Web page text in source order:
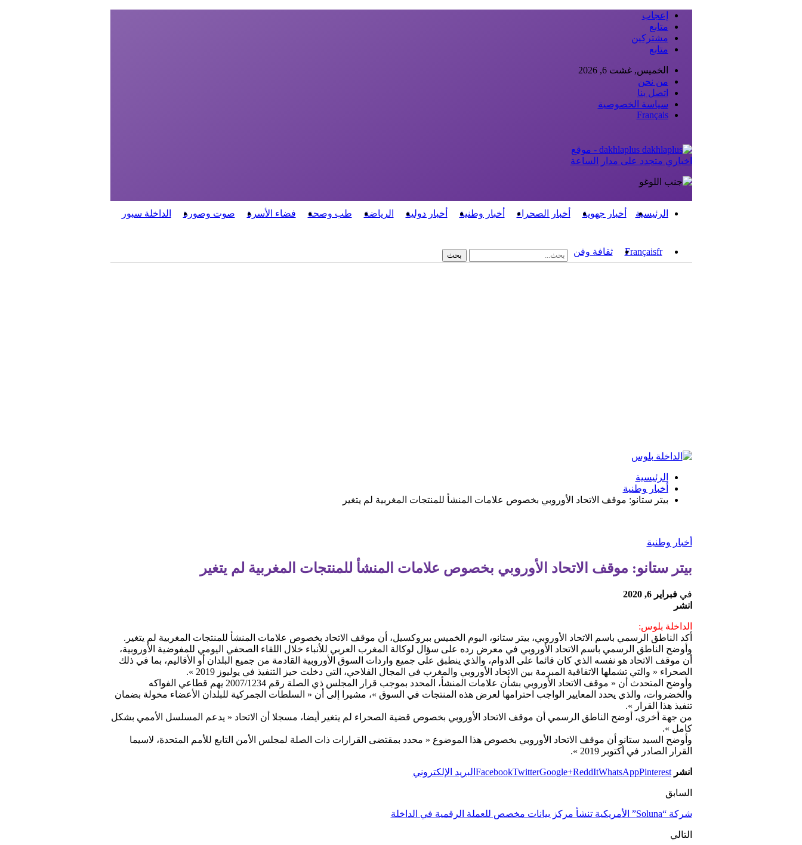
إعجاب
متابع
مشتركين
متابع
الخميس, غشت 6, 2026
من نحن
اتصل بنا
سياسة الخصوصية
Français
dakhlaplus - موقع
اخباري متجدد على مدار الساعة
الرئيسية أخبار جهوية أخبار الصحراء أخبار وطنية أخبار دولية الرياضة طب وصحة فضاء الأسرة صوت وصورة الداخلة سبور
Françaisfr ثقافة وفن
الرئيسية
أخبار وطنية
بيتر ستانو: موقف الاتحاد الأوروبي بخصوص علامات المنشأ للمنتجات المغربية لم يتغير
أخبار وطنية
بيتر ستانو: موقف الاتحاد الأوروبي بخصوص علامات المنشأ للمنتجات المغربية لم يتغير
فيفبراير 6, 2020
انشر
الداخلة بلوس:
أكد الناطق الرسمي باسم الاتحاد الأوروبي، بيتر ستانو، اليوم الخميس ببروكسيل، أن موقف الاتحاد بخصوص علامات المنشأ للمنتجات المغربية لم يتغير.
وأوضح الناطق الرسمي باسم الاتحاد الأوروبي في معرض رده على سؤال لوكالة المغرب العربي للأنباء خلال اللقاء الصحفي اليومي للمفوضية الأوروبية،
أن موقف الاتحاد هو نفسه الذي كان قائما على الدوام، والذي ينطبق على جميع واردات السوق الأوروبية القادمة من جميع البلدان أو الأقاليم، بما في ذلك
الصحراء « والتي تشملها الاتفاقية المبرمة بين الاتحاد الأوروبي والمغرب في المجال الفلاحي، التي دخلت حيز التنفيذ في يوليوز 2019 ».
وأوضح المتحدث أن « موقف الاتحاد الأوروبي بشأن علامات المنشأ، المحدد بموجب قرار المجلس ذي الصلة رقم 2007/1234 يهم قطاعي الفواكه
والخضروات، والذي يحدد المعايير الواجب احترامها لعرض هذه المنتجات في السوق »، مشيرا إلى أن « السلطات الجمركية للبلدان الأعضاء مخولة بضمان
تنفيذ هذا القرار ».
من جهة أخرى، أوضح الناطق الرسمي أن موقف الاتحاد الأوروبي بخصوص قضية الصحراء لم يتغير أيضا، مسجلا أن الاتحاد « يدعم المسلسل الأممي بشكل
كامل ».
وأوضح السيد ستانو أن موقف الاتحاد الأوروبي بخصوص هذا الموضوع « محدد بمقتضى القرارات ذات الصلة لمجلس الأمن التابع للأمم المتحدة، لاسيما
القرار الصادر في أكتوبر 2019 ».
انشر FacebookTwitterGoogle+ReddItWhatsAppPinterest البريد الإلكتروني
السابق
شركة “Soluna” الأمريكية تنشأ مركز بيانات مخصص للعملة الرقمية في الداخلة
التالي